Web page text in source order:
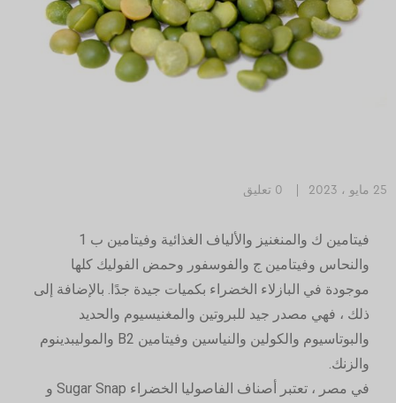
25 مايو ، 2023 0 تعليق
فيتامين ك والمنغنيز والألياف الغذائية وفيتامين ب 1
والنحاس وفيتامين ج والفوسفور وحمض الفوليك كلها
موجودة في البازلاء الخضراء بكميات جيدة جدًا. بالإضافة إلى
ذلك ، فهي مصدر جيد للبروتين والمغنيسيوم والحديد
والبوتاسيوم والكولين والنياسين وفيتامين B2 والموليبدينوم
والزنك.
في مصر ، تعتبر أصناف الفاصوليا الخضراء Sugar Snap و